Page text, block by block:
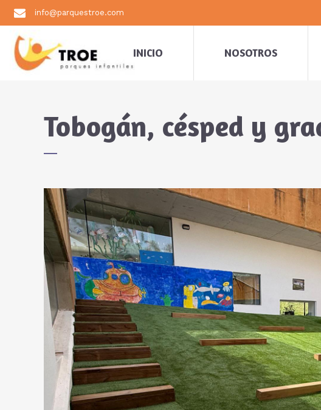
info@parquestroe.com
INICIO NOSOTROS
Tobogán, césped y